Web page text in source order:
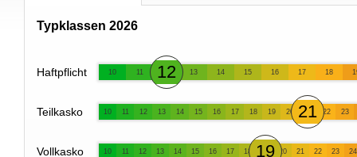
Typklassen 2026
Haftpflicht 10 11 12 13 14 15 16 17 18
Teilkasko 10 11 12 13 14 15 16 17 18 19 20 21 22 23
Vollkasko 10 11 12 13 14 15 16 17 18 19 20 21 22 23 24